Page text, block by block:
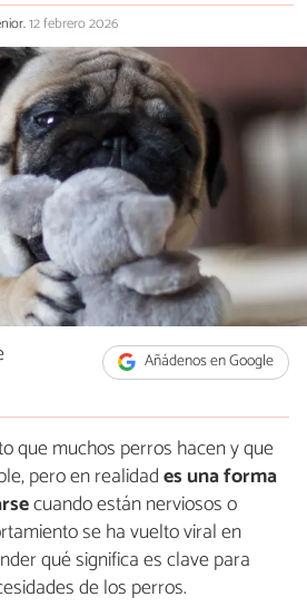
12 febrero 2026
Añádenos en Google
que muchos perros hacen y que
pero en realidades una forma
cuando están nerviosos o
se ha vuelto viral en
qué significa es clave para
de los perros.